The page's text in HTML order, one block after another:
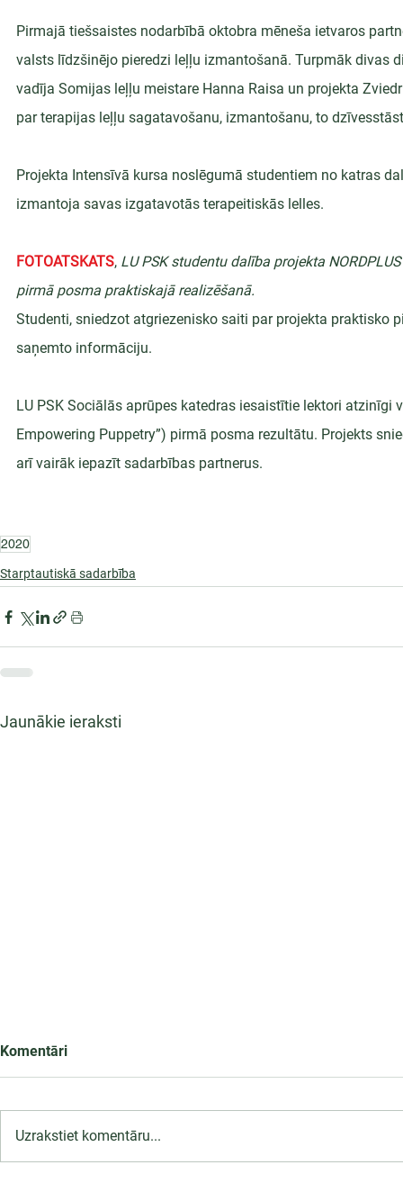
Pirmajā tiešsaistes nodarbībā oktobra mēneša ietvaros
valsts līdzšinējo pieredzi leļļu izmantošanā. Turpmāk
vadīja Somijas leļļu meistare Hanna Raisa un projekta
par terapijas leļļu sagatavošanu, izmantošanu, to
Projekta Intensīvā kursa noslēgumā studentiem no katras
izmantoja savas izgatavotās terapeitiskās lelles.
FOTOATSKATS, LU PSK studentu dalība projekta
pirmā posma praktiskajā realizēšanā.
Studenti, sniedzot atgriezenisko saiti par projekta praktisko
saņemto informāciju.
LU PSK Sociālās aprūpes katedras iesaistītie lektori atzinīgi
Empowering Puppetry”) pirmā posma rezultātu. Projekts
arī vairāk iepazīt sadarbības partnerus.
2020
Starptautiskā sadarbība
Jaunākie ieraksti
Komentāri
Uzrakstiet komentāru...